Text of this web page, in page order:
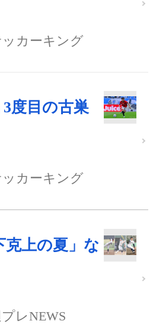
ッカーキング
度目の古巣
ッカーキング
克上の夏」な
レNEWS